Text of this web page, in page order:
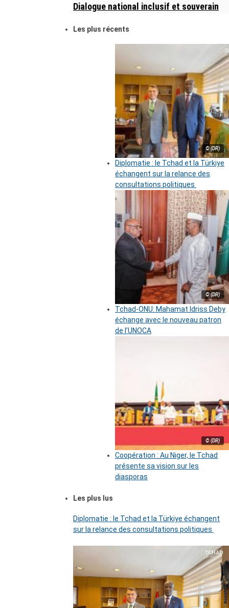
Dialogue national inclusif et souverain
Les plus récents
© (DR)
Diplomatie : le Tchad et la Türkiye
échangent sur la relance des
consultations politiques
© (DR)
Tchad-ONU: Mahamat Idriss Deby
échange avec le nouveau patron
de l’UNOCA
© (DR)
Coopération : Au Niger, le Tchad
présente sa vision sur les
diasporas
Les plus lus
Diplomatie : le Tchad et la Türkiye échangent
sur la relance des consultations politiques